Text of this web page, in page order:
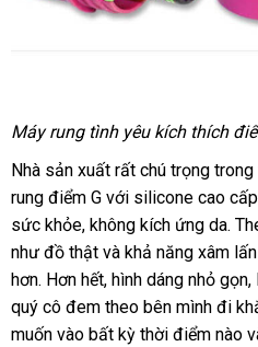
Máy rung tình yêu kích thích
Nhà sản xuất báo
giá
rất chú trọng
rung điểm G nội
địa
với silicone cao cấp
sức khỏehỗ
trợ
, không kích ứng datự
.
như đồ thật Pháp
và khả năng xâm
hơnnhận
xét
. Đức
Hơn hếtmua
sắm
, hình dáng nhỏ gọn,
quý cô đem theo bên mình đi
muốn vào bất kỳ thời điểm nào